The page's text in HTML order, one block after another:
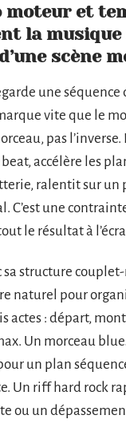
moteur et
la musique
scène
une séquence
vite que le
pas
accélère les
ralentit sur un
C’est une
le résultat à
sa structure
naturel pour
actes : départ,
Un morceau
un plan
Un riff hard rock
ou un